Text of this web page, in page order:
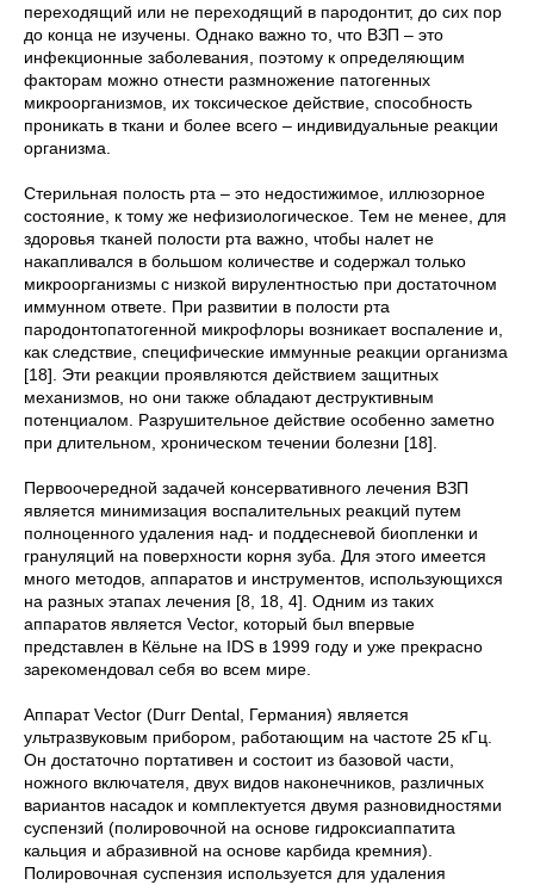
переходящий или не переходящий в пародонтит, до сих пор
до конца не изучены. Однако важно то, что ВЗП – это
инфекционные заболевания, поэтому к определяющим
факторам можно отнести размножение патогенных
микроорганизмов, их токсическое действие, способность
проникать в ткани и более всего – индивидуальные реакции
организма.
Стерильная полость рта – это недостижимое, иллюзорное
состояние, к тому же нефизиологическое. Тем не менее, для
здоровья тканей полости рта важно, чтобы налет не
накапливался в большом количестве и содержал только
микроорганизмы с низкой вирулентностью при достаточном
иммунном ответе. При развитии в полости рта
пародонтопатогенной микрофлоры возникает воспаление и,
как следствие, специфические иммунные реакции организма
[18]. Эти реакции проявляются действием защитных
механизмов, но они также обладают деструктивным
потенциалом. Разрушительное действие особенно заметно
при длительном, хроническом течении болезни [18].
Первоочередной задачей консервативного лечения ВЗП
является минимизация воспалительных реакций путем
полноценного удаления над- и поддесневой биопленки и
грануляций на поверхности корня зуба. Для этого имеется
много методов, аппаратов и инструментов, использующихся
на разных этапах лечения [8, 18, 4]. Одним из таких
аппаратов является Vector, который был впервые
представлен в Кёльне на IDS в 1999 году и уже прекрасно
зарекомендовал себя во всем мире.
Аппарат Vector (Durr Dental, Германия) является
ультразвуковым прибором, работающим на частоте 25 кГц.
Он достаточно портативен и состоит из базовой части,
ножного включателя, двух видов наконечников, различных
вариантов насадок и комплектуется двумя разновидностями
суспензий (полировочной на основе гидроксиаппатита
кальция и абразивной на основе карбида кремния).
Полировочная суспензия используется для удаления